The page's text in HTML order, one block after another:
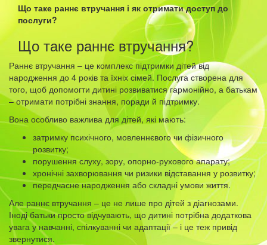
Що таке раннє втручання і як отримати доступ до
послуги?
Що таке раннє втручання?
Раннє втручання – це комплекс підтримки дітей від
народження до 4 років та їхніх сімей. Послуга створена для
того, щоб допомогти дитині розвиватися гармонійно, а батькам
– отримати потрібні знання, поради й підтримку.
Вона особливо важлива для дітей, які мають:
затримку психічного, мовленнєвого чи фізичного
розвитку;
порушення слуху, зору, опорно-рухового апарату;
хронічні захворювання чи ризики відставання у розвитку;
передчасне народження або складні умови життя.
Але раннє втручання – це не лише про дітей з діагнозами.
Іноді батьки просто відчувають, що дитині потрібна додаткова
увага у навчанні, спілкуванні чи адаптації – і це теж привід
звернутися.